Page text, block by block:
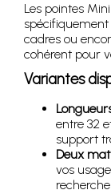
Les pointes
cadres ou
cohérent pour
Variantes
entre 32
support
Deux
vos